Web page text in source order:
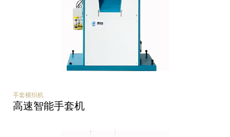
手套横织机
高速智能手套机